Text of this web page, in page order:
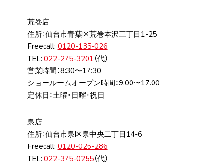
荒巻店
住所：仙台市⻘葉区荒巻本沢三丁⽬1-25
Freecall: 0120-135-026
TEL: 022-275-3201 （代）
営業時間：8:30〜17:30
ショールームオープン時間：9:00〜17:00
定休日：土曜・日曜・祝日
泉店
住所：仙台市泉区泉中央⼆丁⽬14-6
Freecall: 0120-026-286
TEL: 022-375-0255（代）